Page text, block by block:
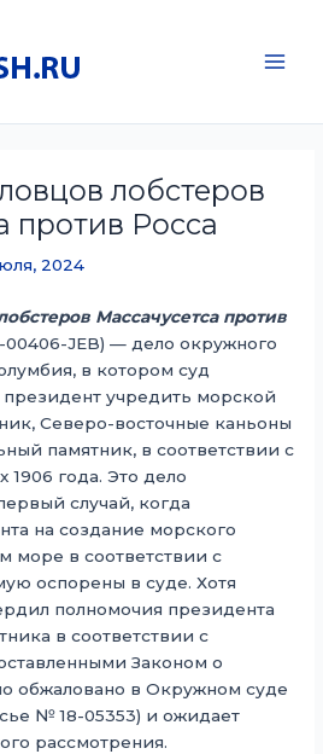
лобстеров
против Росса
2024
Массачусетса против
JEB) — дело окружного
в котором суд
учредить морской
Северо-восточные каньоны
памятник, в соответствии с
1906 года. Это дело
случай, когда
на создание морского
море в соответствии с
оспорены в суде. Хотя
полномочия президента
в соответствии с
Законом о
обжаловано в Окружном суде
№ 18-05353) и ожидает
рассмотрения.